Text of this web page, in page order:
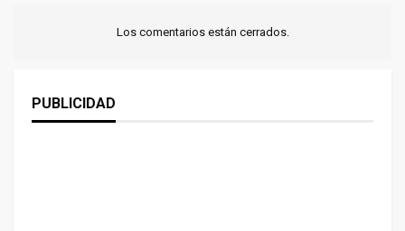
Los comentarios están cerrados.
PUBLICIDAD